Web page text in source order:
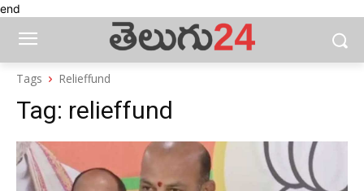
end
Tags Relieffund
Tag: relieffund